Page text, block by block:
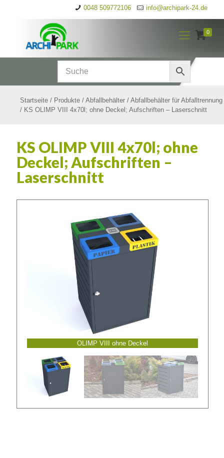
0048 509772106 info@archipark-24.de
0
Startseite / Produkte / Abfallbehälter / Abfallbehälter für Abfalltrennung
/ KS OLIMP VIII 4x70l; ohne Deckel; Aufschriften – Laserschnitt
KS OLIMP VIII 4x70l; ohne
Deckel; Aufschriften –
Laserschnitt
OLIMP VIII ohne Deckel